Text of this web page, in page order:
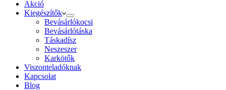
Akció
Kiegészítők
Bevásárlókocsi
Bevásárlótáska
Táskadísz
Neszeszer
Karkötők
Viszonteladóknak
Kapcsolat
Blog